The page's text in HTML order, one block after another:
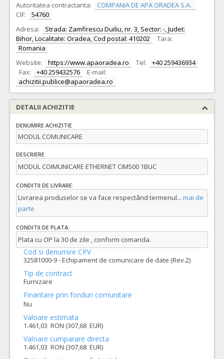
Autoritatea contractanta:
COMPANIA DE APA ORADEA S.A.
CIF:
54760
Adresa:
Strada: Zamfirescu Duiliu, nr. 3, Sector: -, Judet:
Bihor, Localitate: Oradea, Cod postal: 410202
Tara:
Romania
Website:
https://www.apaoradea.ro Tel:
+40 259436934
Fax:
+40 259432576
E-mail:
achizitii.publice@apaoradea.ro
DETALII ACHIZITIE
DENUMIRE ACHIZITIE
MODUL COMUNICARE
DESCRIERE
MODUL COIMUNICARE ETHERNET CIM500 1BUC
CONDITII DE LIVRARE:
Livrarea produselor se va face respectând termenul... mai de
parte
CONDITII DE PLATA:
Plata cu OP la 30 de zile , conform comanda.
Cod si denumire CPV
32581000-9 - Echipament de comunicare de date (Rev.2)
Tip de contract
Furnizare
Finantare prin fonduri comunitare
Nu
Valoare estimata
1.461,03 RON (307,68 EUR)
Valoare cumparare directa
1.461,03 RON (307,68 EUR)